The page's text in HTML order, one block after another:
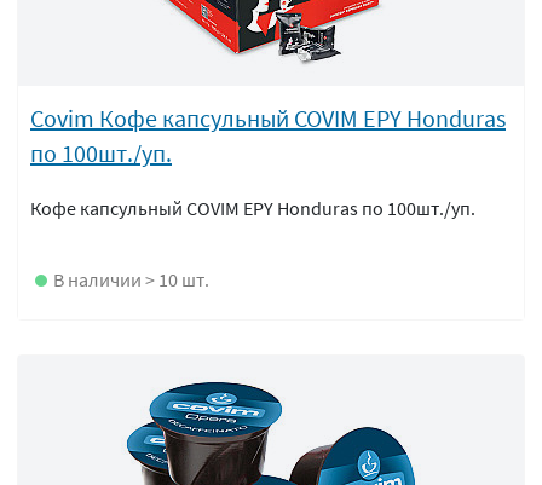
Covim Кофе капсульный COVIM EPY Honduras
по 100шт./уп.
Кофе капсульный COVIM EPY Honduras по 100шт./уп.
В наличии > 10 шт.